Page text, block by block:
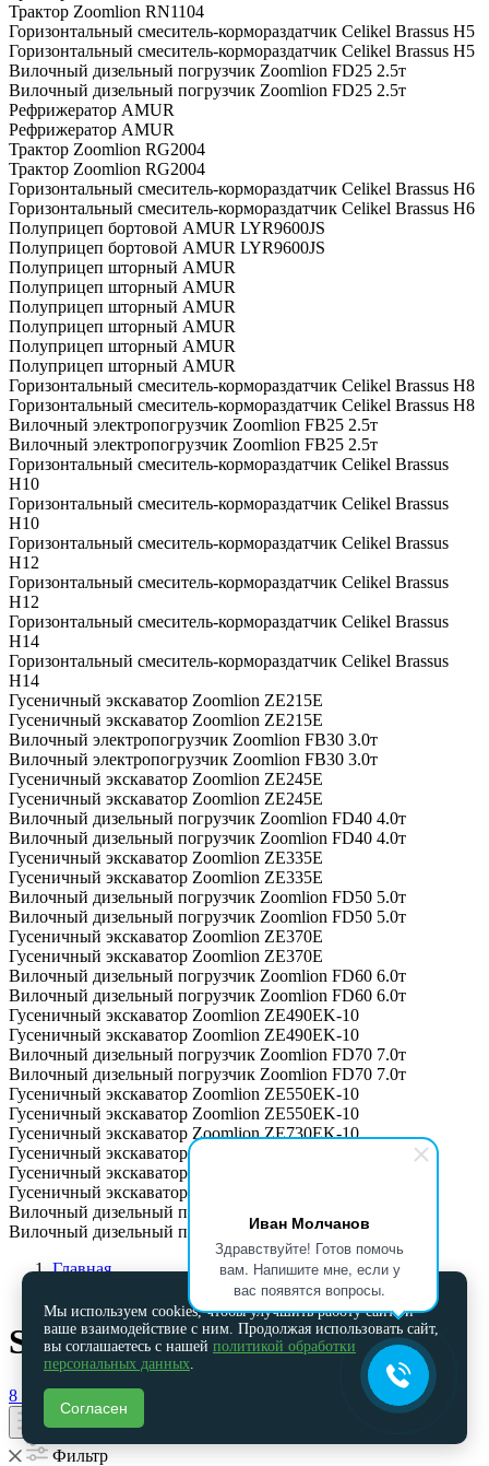
Иван Молчанов
Здравствуйте! Готов помочь
вам. Напишите мне, если у
вас появятся вопросы.
Трактор Zoomlion RN1104
Горизонтальный смеситель-кормораздатчик Celikel Brassus H5
Горизонтальный смеситель-кормораздатчик Celikel Brassus H5
Вилочный дизельный погрузчик Zoomlion FD25 2.5т
Вилочный дизельный погрузчик Zoomlion FD25 2.5т
Рефрижератор AMUR
Рефрижератор AMUR
Трактор Zoomlion RG2004
Трактор Zoomlion RG2004
Горизонтальный смеситель-кормораздатчик Celikel Brassus H6
Горизонтальный смеситель-кормораздатчик Celikel Brassus H6
Полуприцеп бортовой AMUR LYR9600JS
Полуприцеп бортовой AMUR LYR9600JS
Полуприцеп шторный AMUR
Полуприцеп шторный AMUR
Полуприцеп шторный AMUR
Полуприцеп шторный AMUR
Полуприцеп шторный AMUR
Полуприцеп шторный AMUR
Горизонтальный смеситель-кормораздатчик Celikel Brassus H8
Горизонтальный смеситель-кормораздатчик Celikel Brassus H8
Вилочный электропогрузчик Zoomlion FB25 2.5т
Вилочный электропогрузчик Zoomlion FB25 2.5т
Горизонтальный смеситель-кормораздатчик Celikel Brassus
H10
Горизонтальный смеситель-кормораздатчик Celikel Brassus
H10
Горизонтальный смеситель-кормораздатчик Celikel Brassus
H12
Горизонтальный смеситель-кормораздатчик Celikel Brassus
H12
Горизонтальный смеситель-кормораздатчик Celikel Brassus
H14
Горизонтальный смеситель-кормораздатчик Celikel Brassus
H14
Гусеничный экскаватор Zoomlion ZE215E
Гусеничный экскаватор Zoomlion ZE215E
Вилочный электропогрузчик Zoomlion FB30 3.0т
Вилочный электропогрузчик Zoomlion FB30 3.0т
Гусеничный экскаватор Zoomlion ZE245E
Гусеничный экскаватор Zoomlion ZE245E
Вилочный дизельный погрузчик Zoomlion FD40 4.0т
Вилочный дизельный погрузчик Zoomlion FD40 4.0т
Гусеничный экскаватор Zoomlion ZE335E
Гусеничный экскаватор Zoomlion ZE335E
Вилочный дизельный погрузчик Zoomlion FD50 5.0т
Вилочный дизельный погрузчик Zoomlion FD50 5.0т
Гусеничный экскаватор Zoomlion ZE370E
Гусеничный экскаватор Zoomlion ZE370E
Вилочный дизельный погрузчик Zoomlion FD60 6.0т
Вилочный дизельный погрузчик Zoomlion FD60 6.0т
Гусеничный экскаватор Zoomlion ZE490EK-10
Гусеничный экскаватор Zoomlion ZE490EK-10
Вилочный дизельный погрузчик Zoomlion FD70 7.0т
Вилочный дизельный погрузчик Zoomlion FD70 7.0т
Гусеничный экскаватор Zoomlion ZE550EK-10
Гусеничный экскаватор Zoomlion ZE550EK-10
Гусеничный экскаватор Zoomlion ZE730EK-10
Гусеничный экскаватор Zoomlion ZE730EK-10
Гусеничный экскаватор XGMA XG822EL (габаритный)
Гусеничный экскаватор XGMA XG822EL (габаритный)
Вилочный дизельный погрузчик Zoomlion FD100 10.0т
Вилочный дизельный погрузчик Zoomlion FD100 10.0т
Главная
Запчасти на спецтехнику
SDAC запчасти
8 (391) 205-01-10 spareservice@asm24.su
Фильтр
Фильтр
Мы используем cookies, чтобы улучшить работу сайта и
ваше взаимодействие с ним. Продолжая использовать сайт,
вы соглашаетесь с нашей политикой обработки
персональных данных.
Согласен